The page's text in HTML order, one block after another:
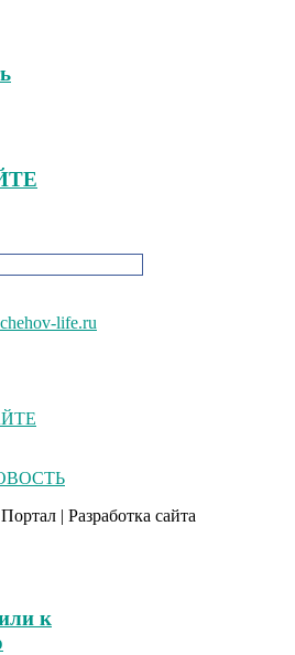
life.ru
| Разработка сайта
к